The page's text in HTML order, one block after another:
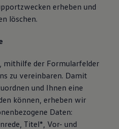
erheben und
löschen.
mithilfe der Formularfelder
zu vereinbaren. Damit
und Ihnen eine
können, erheben wir
Daten:
Titel*, Vor- und